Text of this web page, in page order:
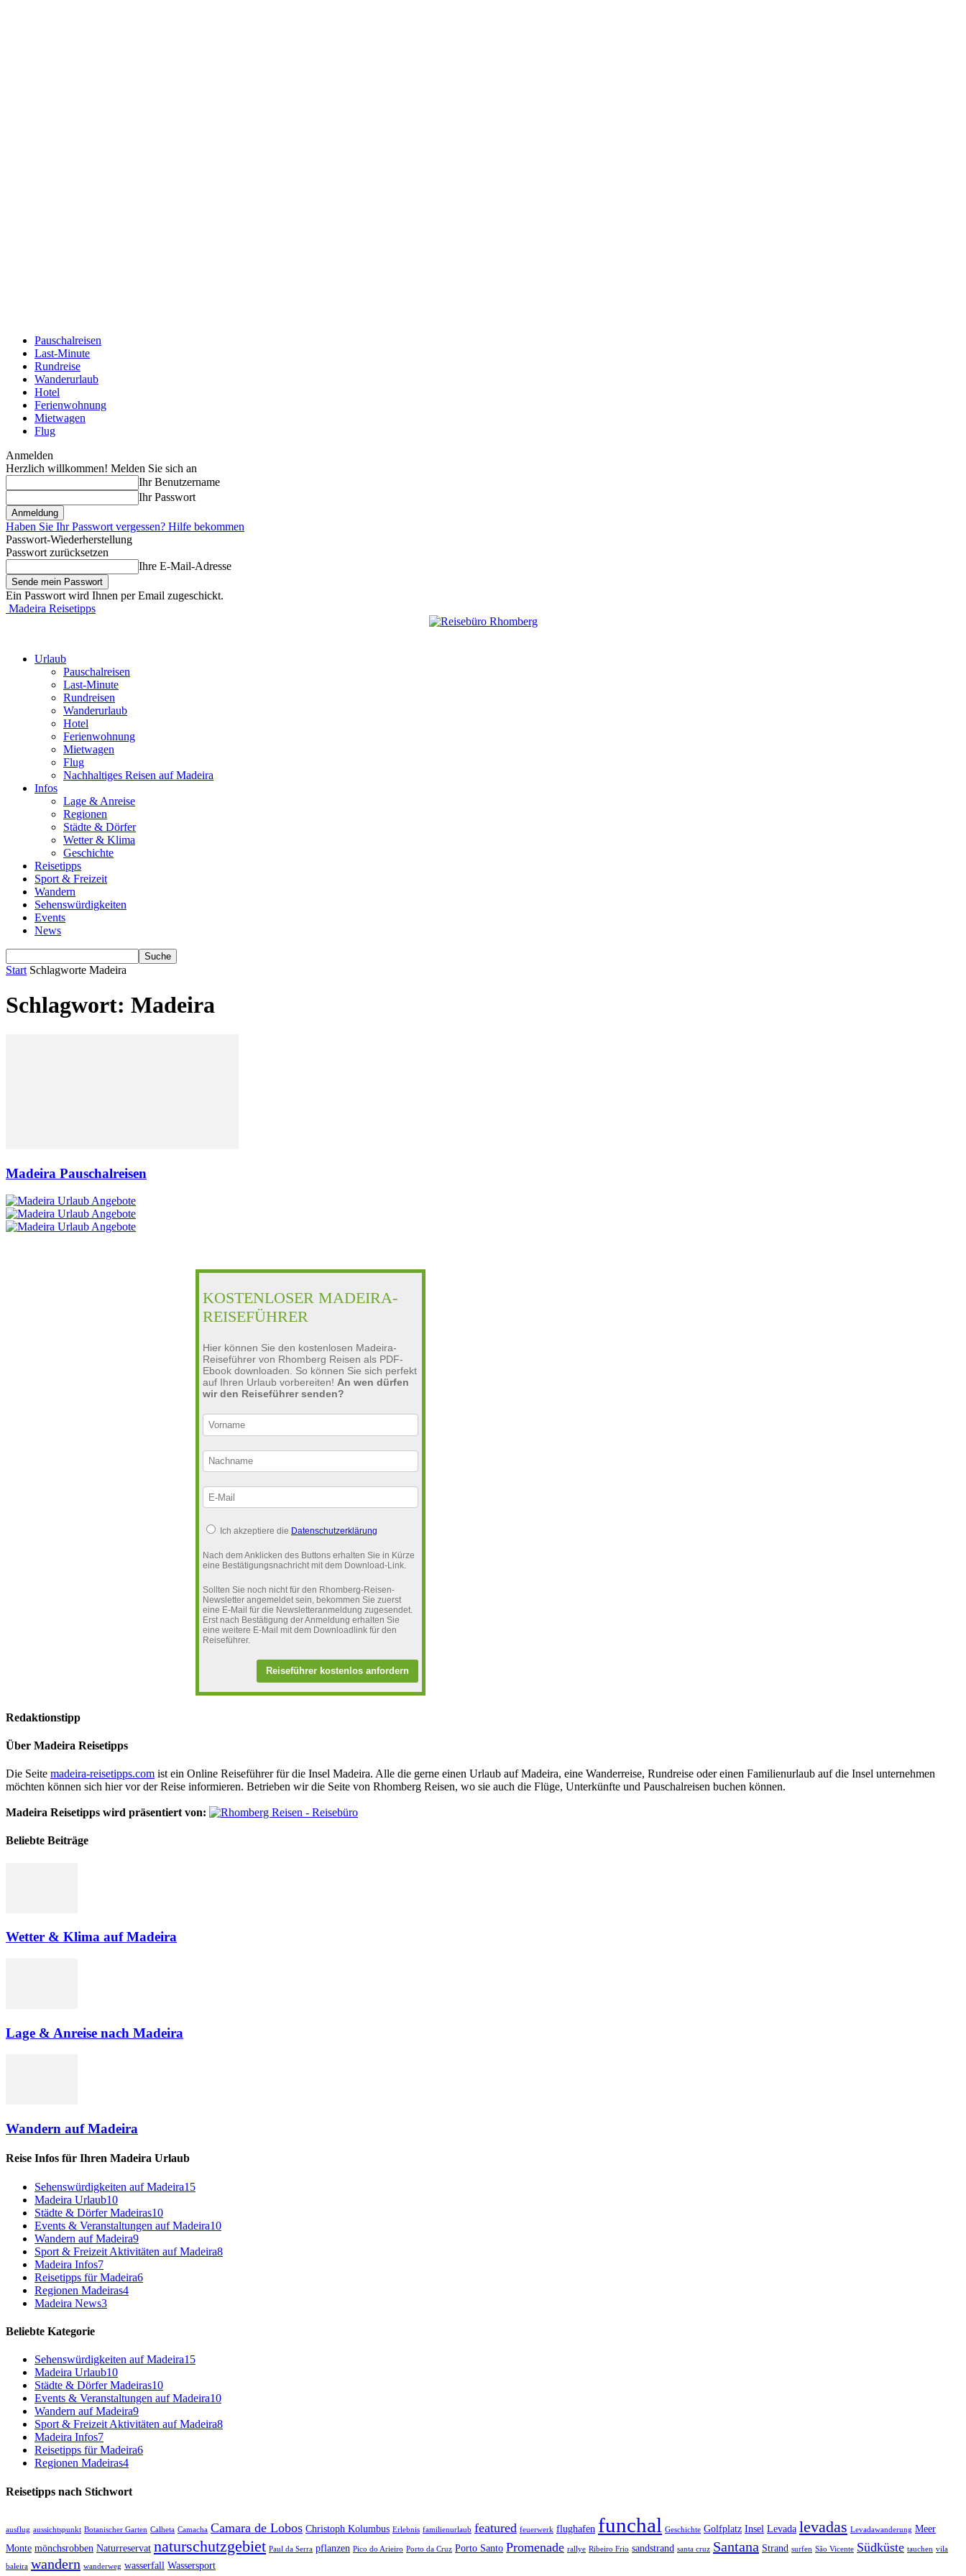
Pauschalreisen
Last-Minute
Rundreise
Wanderurlaub
Hotel
Ferienwohnung
Mietwagen
Flug
Anmelden
Herzlich willkommen! Melden Sie sich an
Ihr Benutzername
Ihr Passwort
Haben Sie Ihr Passwort vergessen? Hilfe bekommen
Passwort-Wiederherstellung
Passwort zurücksetzen
Ihre E-Mail-Adresse
Ein Passwort wird Ihnen per Email zugeschickt.
Madeira Reisetipps
Urlaub
Pauschalreisen
Last-Minute
Rundreisen
Wanderurlaub
Hotel
Ferienwohnung
Mietwagen
Flug
Nachhaltiges Reisen auf Madeira
Infos
Lage & Anreise
Regionen
Städte & Dörfer
Wetter & Klima
Geschichte
Reisetipps
Sport & Freizeit
Wandern
Sehenswürdigkeiten
Events
News
Start Schlagworte Madeira
Schlagwort: Madeira
Madeira Pauschalreisen
KOSTENLOSER MADEIRA-
REISEFÜHRER
Hier können Sie den kostenlosen Madeira-
Reiseführer von Rhomberg Reisen als PDF-
Ebook downloaden. So können Sie sich perfekt
auf Ihren Urlaub vorbereiten! An wen dürfen
wir den Reiseführer senden?
Ich akzeptiere die Datenschutzerklärung
Nach dem Anklicken des Buttons erhalten Sie in Kürze
eine Bestätigungsnachricht mit dem Download-Link.
Sollten Sie noch nicht für den Rhomberg-Reisen-
Newsletter angemeldet sein, bekommen Sie zuerst
eine E-Mail für die Newsletteranmeldung zugesendet.
Erst nach Bestätigung der Anmeldung erhalten Sie
eine weitere E-Mail mit dem Downloadlink für den
Reiseführer.
Reiseführer kostenlos anfordern
Redaktionstipp
Über Madeira Reisetipps
Die Seite madeira-reisetipps.com ist ein Online Reiseführer für die Insel Madeira. Alle die gerne einen Urlaub auf Madeira, eine Wanderreise, Rundreise oder einen Familienurlaub auf die Insel unternehmen
möchten können sich hier vor der Reise informieren. Betrieben wir die Seite von Rhomberg Reisen, wo sie auch die Flüge, Unterkünfte und Pauschalreisen buchen können.
Madeira Reisetipps wird präsentiert von:
Beliebte Beiträge
Wetter & Klima auf Madeira
Lage & Anreise nach Madeira
Wandern auf Madeira
Reise Infos für Ihren Madeira Urlaub
Sehenswürdigkeiten auf Madeira15
Madeira Urlaub10
Städte & Dörfer Madeiras10
Events & Veranstaltungen auf Madeira10
Wandern auf Madeira9
Sport & Freizeit Aktivitäten auf Madeira8
Madeira Infos7
Reisetipps für Madeira6
Regionen Madeiras4
Madeira News3
Beliebte Kategorie
Sehenswürdigkeiten auf Madeira15
Madeira Urlaub10
Städte & Dörfer Madeiras10
Events & Veranstaltungen auf Madeira10
Wandern auf Madeira9
Sport & Freizeit Aktivitäten auf Madeira8
Madeira Infos7
Reisetipps für Madeira6
Regionen Madeiras4
Reisetipps nach Stichwort
ausflug aussichtspunkt Botanischer Garten Calheta Camacha Camara de Lobos Christoph Kolumbus Erlebnis familienurlaub featured feuerwerk flughafen funchal Geschichte Golfplatz Insel Levada levadas Levadawanderung Meer
Monte mönchsrobben Naturreservat naturschutzgebiet Paul da Serra pflanzen Pico do Arieiro Porto da Cruz Porto Santo Promenade rallye Ribeiro Frio sandstrand santa cruz Santana Strand surfen São Vicente Südküste tauchen vila
baleira wandern wanderweg wasserfall Wassersport